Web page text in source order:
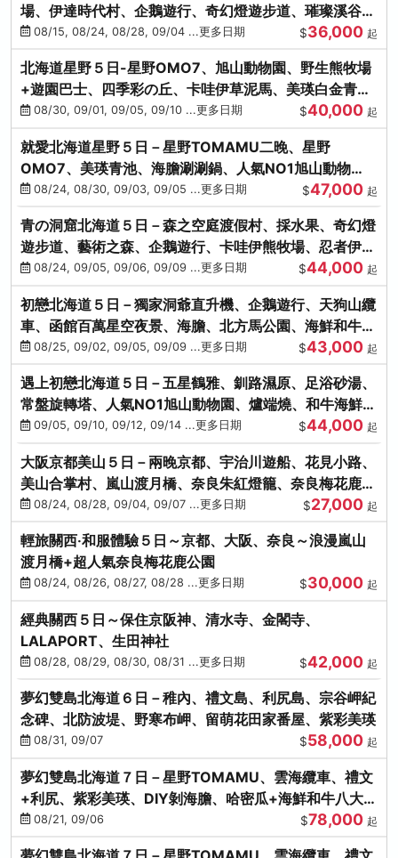
場、伊達時代村、企鵝遊行、奇幻燈遊步道、璀璨溪谷、
人氣NO1小丑漢堡
08/15, 08/24, 08/28, 09/04 ...更多日期 $36,000 起
北海道星野５日-星野OMO7、旭山動物園、野生熊牧場
+遊園巴士、四季彩の丘、卡哇伊草泥馬、美瑛白金青
池、螃蟹吃到飽
08/30, 09/01, 09/05, 09/10 ...更多日期 $40,000 起
就愛北海道星野５日－星野TOMAMU二晚、星野
OMO7、美瑛青池、海膽涮涮鍋、人氣NO1旭山動物
園、海鮮和牛螃蟹吃到飽
08/24, 08/30, 09/03, 09/05 ...更多日期 $47,000 起
青の洞窟北海道５日－森之空庭渡假村、採水果、奇幻燈
遊步道、藝術之森、企鵝遊行、卡哇伊熊牧場、忍者伊達
時代村、螃蟹吃到飽
08/24, 09/05, 09/06, 09/09 ...更多日期 $44,000 起
初戀北海道５日－獨家洞爺直升機、企鵝遊行、天狗山纜
車、函館百萬星空夜景、海膽、北方馬公園、海鮮和牛螃
蟹吃到飽
08/25, 09/02, 09/05, 09/09 ...更多日期 $43,000 起
遇上初戀北海道５日－五星鶴雅、釧路濕原、足浴砂湯、
常盤旋轉塔、人氣NO1旭山動物園、爐端燒、和牛海鮮螃
蟹吃到飽
09/05, 09/10, 09/12, 09/14 ...更多日期 $44,000 起
大阪京都美山５日－兩晚京都、宇治川遊船、花見小路、
美山合掌村、嵐山渡月橋、奈良朱紅燈籠、奈良梅花鹿、
流水瀑布電扶梯
08/24, 08/28, 09/04, 09/07 ...更多日期 $27,000 起
輕旅關西‧和服體驗５日～京都、大阪、奈良～浪漫嵐山
渡月橋+超人氣奈良梅花鹿公園
08/24, 08/26, 08/27, 08/28 ...更多日期 $30,000 起
經典關西５日～保住京阪神、清水寺、金閣寺、
LALAPORT、生田神社
08/28, 08/29, 08/30, 08/31 ...更多日期 $42,000 起
夢幻雙島北海道６日－稚內、禮文島、利尻島、宗谷岬紀
念碑、北防波堤、野寒布岬、留萌花田家番屋、紫彩美瑛
08/31, 09/07 $58,000 起
夢幻雙島北海道７日－星野TOMAMU、雲海纜車、禮文
+利尻、紫彩美瑛、DIY剝海膽、哈密瓜+海鮮和牛八大螃
蟹吃到飽
08/21, 09/06 $78,000 起